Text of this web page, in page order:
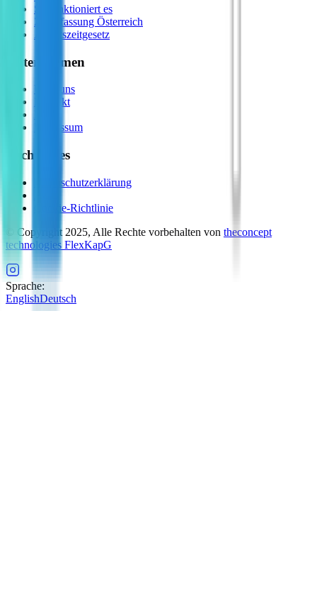
So funktioniert es
Zeiterfassung Österreich
Arbeitszeitgesetz
Unternehmen
Über uns
Kontakt
Impressum
Rechtliches
Datenschutzerklärung
Cookie-Richtlinie
© Copyright 2025, Alle Rechte vorbehalten von theconcept
technologies FlexKapG
Sprache:
EnglishDeutsch